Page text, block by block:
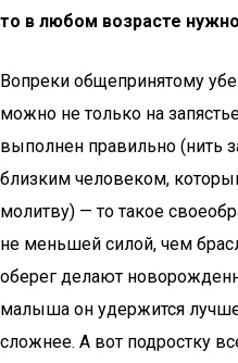
то в любом возрасте
Вопреки общепринятому
можно не только на
выполнен правильно (нить
близким человеком,
молитву) — то такое
не меньшей силой, чем
оберег делают
малыша он удержится
сложнее. А вот подростку